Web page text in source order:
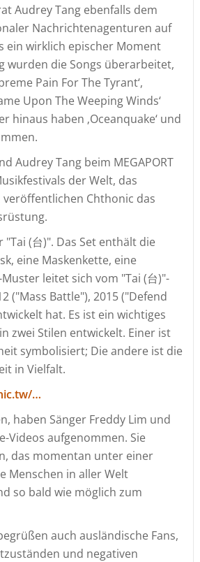
Audrey Tang ebenfalls dem
Nachrichtenagenturen auf
ein wirklich epischer Moment
wurden die Songs überarbeitet,
Pain For The Tyrant‘,
Upon The Weeping Winds‘
haben ‚Oceanquake‘ und
Audrey Tang beim MEGAPORT
der Welt, das
Chthonic das
(台)". Das Set enthält die
eine Maskenkette, eine
leitet sich vom "Tai (台)"-
("Mass Battle"), 2015 ("Defend
hat. Es ist ein wichtiges
zwei Stilen entwickelt. Einer ist
symbolisiert; Die andere ist die
in Vielfalt.
…
haben Sänger Freddy Lim und
Videos aufgenommen. Sie
das momentan unter einer
Menschen in aller Welt
so bald wie möglich zum
auch ausländische Fans,
und negativen